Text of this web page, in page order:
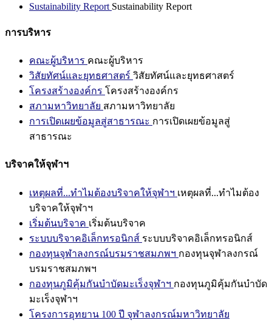
Sustainability Report Sustainability Report
การบริหาร
คณะผู้บริหาร คณะผู้บริหาร
วิสัยทัศน์และยุทธศาสตร์ วิสัยทัศน์และยุทธศาสตร์
โครงสร้างองค์กร โครงสร้างองค์กร
สภามหาวิทยาลัย สภามหาวิทยาลัย
การเปิดเผยข้อมูลสู่สาธารณะ การเปิดเผยข้อมูลสู่
สาธารณะ
บริจาคให้จุฬาฯ
เหตุผลที่...ทำไมต้องบริจาคให้จุฬาฯ เหตุผลที่...ทำไมต้อง
บริจาคให้จุฬาฯ
เริ่มต้นบริจาค เริ่มต้นบริจาค
ระบบบริจาคอิเล็กทรอนิกส์ ระบบบริจาคอิเล็กทรอนิกส์
กองทุนจุฬาลงกรณ์บรมราชสมภพฯ กองทุนจุฬาลงกรณ์
บรมราชสมภพฯ
กองทุนภูมิคุ้มกันบำบัดมะเร็งจุฬาฯ กองทุนภูมิคุ้มกันบำบัด
มะเร็งจุฬาฯ
โครงการอุทยาน 100 ปี จุฬาลงกรณ์มหาวิทยาลัย